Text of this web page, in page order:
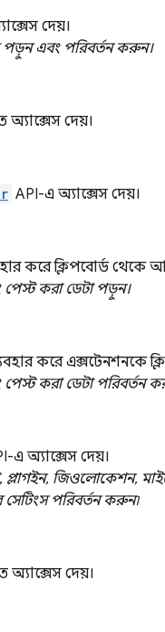
দেয়।
এবং পরিবর্তন করুন।
অ্যাক্সেস দেয়।
API-এ অ্যাক্সেস দেয়।
করে ক্লিপবোর্ড থেকে
করা ডেটা পড়ুন।
করে এক্সটেনশনকে
করা ডেটা পরিবর্তন
এ অ্যাক্সেস দেয়।
প্লাগইন, জিওলোকেশন,
পরিবর্তন করুন৷
অ্যাক্সেস দেয়।